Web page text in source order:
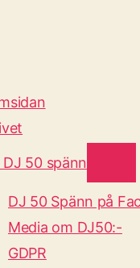
DJ 50 spänn
DJ 50 Spänn på
Media om DJ50:-
GDPR